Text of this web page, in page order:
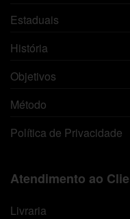
Estaduais
História
Objetivos
Método
Política de Privacidade
Atendimento ao
Livraria